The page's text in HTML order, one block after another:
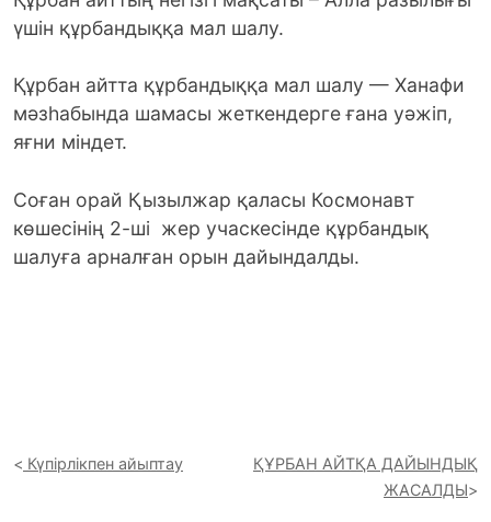
үшін құрбандыққа мал шалу.
Құрбан айтта құрбандыққа мал шалу — Ханафи
мәзһабында шамасы жеткендерге ғана уәжіп,
яғни міндет.
Соған орай Қызылжар қаласы Космонавт
көшесінің 2-ші жер учаскесінде құрбандық
шалуға арналған орын дайындалды.
Күпірлікпен айыптау
ҚҰРБАН АЙТҚА ДАЙЫНДЫҚ
ЖАСАЛДЫ